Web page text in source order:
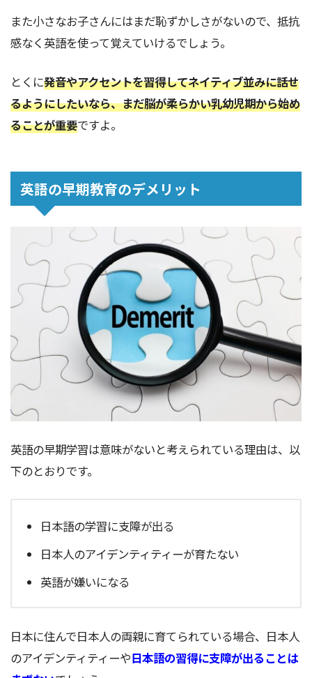
また小さなお子さんにはまだ恥ずかしさがないので、抵抗
感なく英語を使って覚えていけるでしょう。
とくに発音やアクセントを習得してネイティブ並みに話せ
るようにしたいなら、まだ脳が柔らかい乳幼児期から始め
ることが重要ですよ。
英語の早期教育のデメリット
英語の早期学習は意味がないと考えられている理由は、以
下のとおりです。
日本語の学習に支障が出る
日本人のアイデンティティーが育たない
英語が嫌いになる
日本に住んで日本人の両親に育てられている場合、日本人
のアイデンティティーや日本語の習得に支障が出ることは